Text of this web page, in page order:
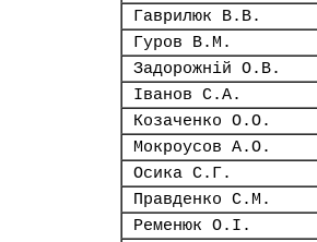
Гаврилюк В.В.
Гуров В.М.
Задорожній О.В.
Іванов С.А.
Козаченко О.О.
Мокроусов А.О.
Осика С.Г.
Правденко С.М.
Ременюк О.І.